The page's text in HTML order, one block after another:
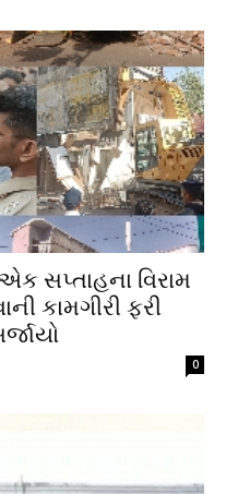
સપ્તાહના વિરામ
કામગીરી ફરી
0